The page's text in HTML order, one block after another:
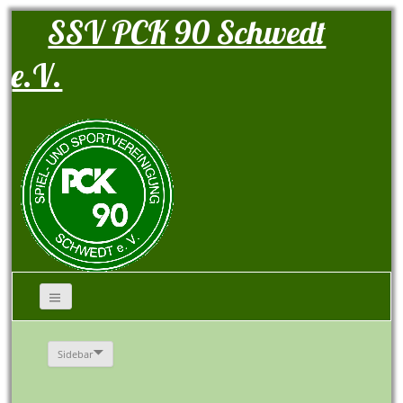
SSV PCK 90 Schwedt
e.V.
Sidebar